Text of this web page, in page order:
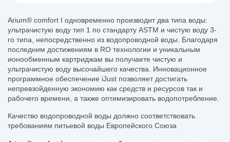
Arium® comfort I одновременно производит два типа воды:
ультрачистую воду тип 1 по стандарту АSTM и чистую воду 3-
го типа, непосредственно из водопроводной воды. Благодаря
последним достижениям в RO технологии и уникальным
ионообменным картриджам вы получаете чистую и
ультрачистую воду высочайшего качества. Инновационное
программное обеспечение iJust позволяет достигать
непревзойденную экономию как средств и ресурсов так и
рабочего времени, а также оптимизировать водопотребление.
Качество водопроводной воды должно соответствовать
требованиям питьевой воды Европейского Союза